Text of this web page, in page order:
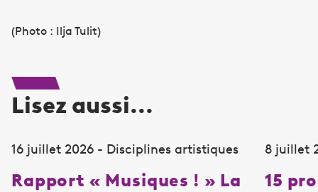
(Photo : Ilja Tulit)
Lisez aussi...
16 juillet 2026 - Disciplines artistiques
Rapport « Musiques ! » La
8 juillet
15